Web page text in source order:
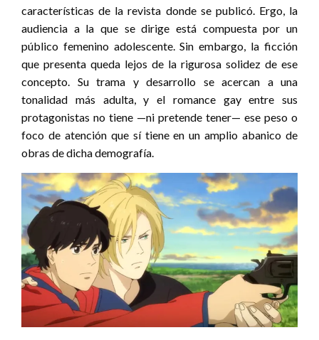
características de la revista donde se publicó. Ergo, la
audiencia a la que se dirige está compuesta por un
público femenino adolescente. Sin embargo, la ficción
que presenta queda lejos de la rigurosa solidez de ese
concepto. Su trama y desarrollo se acercan a una
tonalidad más adulta, y el romance gay entre sus
protagonistas no tiene —ni pretende tener— ese peso o
foco de atención que sí tiene en un amplio abanico de
obras de dicha demografía.